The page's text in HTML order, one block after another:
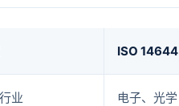
ISO 14644
业 电子、光学